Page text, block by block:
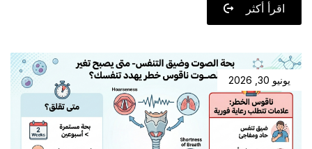
اقرأ أكثر
يونيو 30, 2026